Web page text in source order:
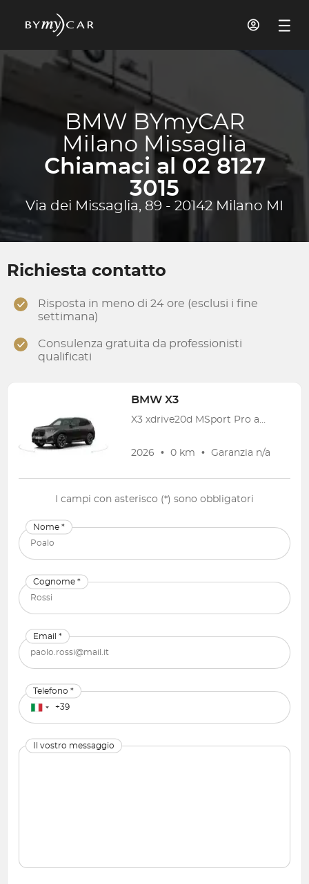
BMW BYmyCAR
Milano Missaglia
Chiamaci al 02 8127
3015
Via dei Missaglia, 89 - 20142 Milano MI
Richiesta contatto
Risposta in meno di 24 ore (esclusi i fine
settimana)
Consulenza gratuita da professionisti
qualificati
BMWX3
X3 xdrive20d MSport Pro auto
2026 • 0 km • Garanzia n/a
I campi con asterisco (*) sono obbligatori
Nome *
Cognome *
Email *
Telefono *
Il vostro messaggio